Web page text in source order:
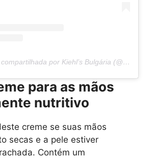
Uma postagem compartilhada por Kiehl’s Bulgária (@kiehls.bg)
para as mãos
nutritivo
creme se suas mãos
secas e a pele estiver
Contém um